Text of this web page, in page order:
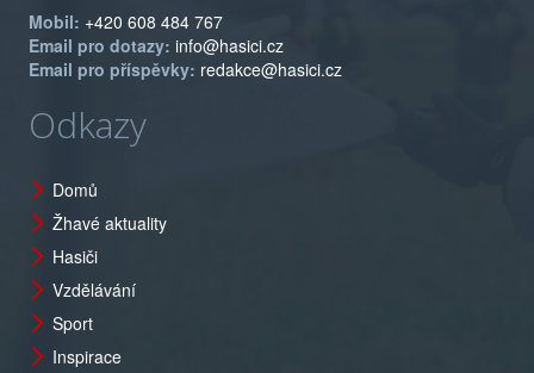
Mobil: +420 608 484 767
Email pro dotazy: info@hasici.cz
Email pro příspěvky: redakce@hasici.cz
Odkazy
Domů
Žhavé aktuality
Hasiči
Vzdělávání
Sport
Inspirace